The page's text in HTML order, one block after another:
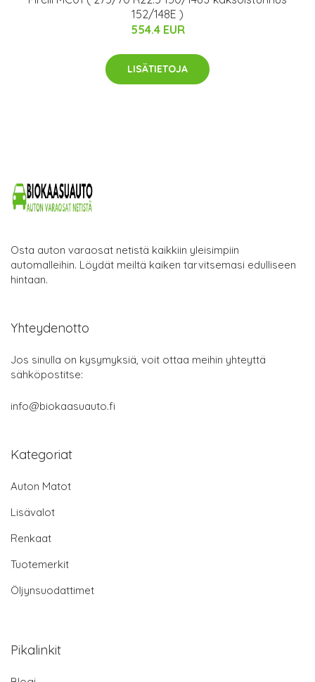
152/148E )
554.4 EUR
LISÄTIETOJA
Osta auton varaosat netistä kaikkiin yleisimpiin
automalleihin. Löydät meiltä kaiken tarvitsemasi edulliseen
hintaan.
Yhteydenotto
Jos sinulla on kysymyksiä, voit ottaa meihin yhteyttä
sähköpostitse:
info@biokaasuauto.fi
Kategoriat
Auton Matot
Lisävalot
Renkaat
Tuotemerkit
Öljynsuodattimet
Pikalinkit